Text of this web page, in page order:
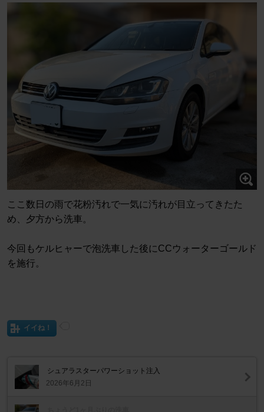
ここ数日の雨で花粉汚れで一気に汚れが目立ってきたた
め、夕方から洗車。
今回もケルヒャーで泡洗車した後にCCウォーターゴールド
を施行。
イイね！
シュアラスターパワーショット注入
2026年6月2日